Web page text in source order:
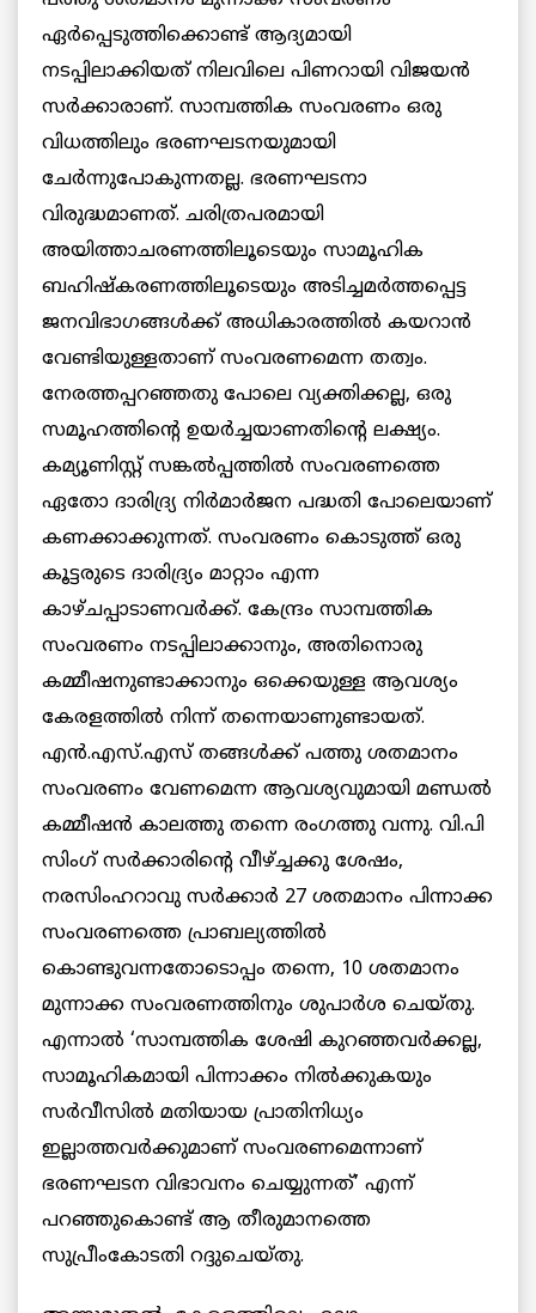
ഏര്‍പ്പെടുത്തിക്കൊണ്ട് ആദ്യമായി
നടപ്പിലാക്കിയത് നിലവിലെ പിണറായി വിജയന്‍
സര്‍ക്കാരാണ്. സാമ്പത്തിക സംവരണം ഒരു
വിധത്തിലും ഭരണഘടനയുമായി
ചേര്‍ന്നുപോകുന്നതല്ല. ഭരണഘടനാ
വിരുദ്ധമാണത്. ചരിത്രപരമായി
അയിത്താചരണത്തിലൂടെയും സാമൂഹിക
ബഹിഷ്‌കരണത്തിലൂടെയും അടിച്ചമര്‍ത്തപ്പെട്ട
ജനവിഭാഗങ്ങള്‍ക്ക് അധികാരത്തില്‍ കയറാൻ
വേണ്ടിയുള്ളതാണ് സംവരണമെന്ന തത്വം.
നേരത്തപ്പറഞ്ഞതു പോലെ വ്യക്തിക്കല്ല, ഒരു
സമൂഹത്തിന്റെ ഉയര്‍ച്ചയാണതിന്റെ ലക്ഷ്യം.
കമ്യൂണിസ്റ്റ് സങ്കല്‍പ്പത്തില്‍ സംവരണത്തെ
ഏതോ ദാരിദ്ര്യ നിര്‍മാര്‍ജന പദ്ധതി പോലെയാണ്
കണക്കാക്കുന്നത്. സംവരണം കൊടുത്ത് ഒരു
കൂട്ടരുടെ ദാരിദ്ര്യം മാറ്റാം എന്ന
കാഴ്ചപ്പാടാണവര്‍ക്ക്. കേന്ദ്രം സാമ്പത്തിക
സംവരണം നടപ്പിലാക്കാനും, അതിനൊരു
കമ്മീഷനുണ്ടാക്കാനും ഒക്കെയുള്ള ആവശ്യം
കേരളത്തില്‍ നിന്ന് തന്നെയാണുണ്ടായത്.
എന്‍.എസ്.എസ് തങ്ങള്‍ക്ക് പത്തു ശതമാനം
സംവരണം വേണമെന്ന ആവശ്യവുമായി മണ്ഡല്‍
കമ്മീഷന്‍ കാലത്തു തന്നെ രംഗത്തു വന്നു. വി.പി
സിംഗ് സര്‍ക്കാരിന്റെ വീഴ്ച്ചക്കു ശേഷം,
നരസിംഹറാവു സര്‍ക്കാര്‍ 27 ശതമാനം പിന്നാക്ക
സംവരണത്തെ പ്രാബല്യത്തില്‍
കൊണ്ടുവന്നതോടൊപ്പം തന്നെ, 10 ശതമാനം
മുന്നാക്ക സംവരണത്തിനും ശുപാര്‍ശ ചെയ്തു.
എന്നാല്‍ ‘സാമ്പത്തിക ശേഷി കുറഞ്ഞവര്‍ക്കല്ല,
സാമൂഹികമായി പിന്നാക്കം നില്‍ക്കുകയും
സര്‍വീസില്‍ മതിയായ പ്രാതിനിധ്യം
ഇല്ലാത്തവര്‍ക്കുമാണ് സംവരണമെന്നാണ്
ഭരണഘടന വിഭാവനം ചെയ്യുന്നത്’ എന്ന്
പറഞ്ഞുകൊണ്ട് ആ തീരുമാനത്തെ
സുപ്രീംകോടതി റദ്ദുചെയ്തു.